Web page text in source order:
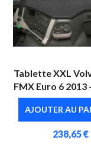
Tablette XXL
FMX Euro 6 2013
AJOUTER AU
238,65 €